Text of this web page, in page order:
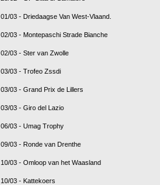
01/03 - Driedaagse Van West-Vlaand.
02/03 - Montepaschi Strade Bianche
02/03 - Ster van Zwolle
03/03 - Trofeo Zssdi
03/03 - Grand Prix de Lillers
03/03 - Giro del Lazio
06/03 - Umag Trophy
09/03 - Ronde van Drenthe
10/03 - Omloop van het Waasland
10/03 - Kattekoers